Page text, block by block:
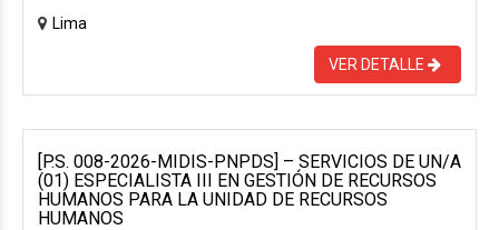
Lima
VER DETALLE
[P.S. 008-2026-MIDIS-PNPDS] – SERVICIOS DE UN/A
(01) ESPECIALISTA III EN GESTIÓN DE RECURSOS
HUMANOS PARA LA UNIDAD DE RECURSOS
HUMANOS